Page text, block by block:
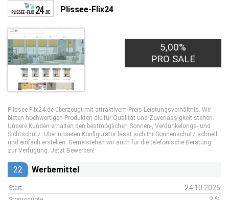
Plissee-Flix24
5,00%
PRO SALE
Plissee-Flix24.de überzeugt mit attraktivem Preis-Leistungsverhältnis. Wir
bieten hochwertigen Produkten die für Qualität und Zuverlässigkeit stehen.
Unsere Kunden erhalten den bestmöglichen Sonnen-, Verdunkelungs- und
Sichtschutz. Über unseren Konfigurator lässt sich Ihr Sonnenschutz schnell
und einfach erstellen. Gerne stehen wir auch für die telefonische Beratung
zur Verfügung. Jetzt Bewerben!
22 Werbemittel
Start 24.10.2025